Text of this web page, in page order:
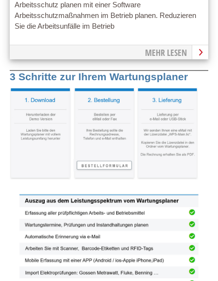
Arbeitsschutz planen mit einer Software
Arbeitsschutzmaßnahmen im Betrieb planen. Reduzieren
Sie die Arbeitsunfälle im Betrieb
MEHR LESEN
3 Schritte zur Ihrem Wartungsplaner